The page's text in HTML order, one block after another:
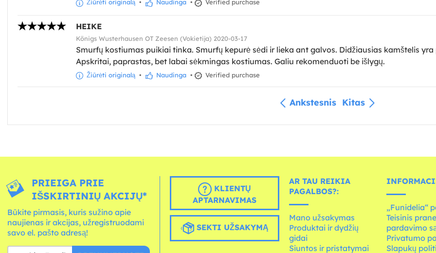
Žiūrėti originalą• Naudinga • Verified purchase
HEIKE
Königs Wusterhausen OT Zeesen (Vokietija) 2020-03-17
Smurfų kostiumas puikiai tinka. Smurfų kepurė sėdi ir lieka ant galvos. Didžiausias kamštelis
Apskritai, paprastas, bet labai sėkmingas kostiumas. Galiu rekomenduoti be išlygų.
Žiūrėti originalą • Naudinga • Verified purchase
Ankstesnis Kitas
PRIEIGA PRIE
IŠSKIRTINIŲ AKCIJŲ*
Būkite pirmasis, kuris sužino apie
naujienas ir akcijas, užregistruodami
savo el. pašto adresą!
KLIENTŲ
APTARNAVIMAS
SEKTI UŽSAKYMĄ
AR TAU REIKIA
PAGALBOS?:
Mano užsakymas
Produktai ir dydžių
gidai
Siuntos ir pristatymai
„Funidelia“
Teisinis
pardavimo
Privatumo
Slapukų